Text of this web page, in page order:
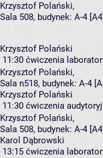
Krzysztof Polański,
Sala 508, budynek: A-4 [A4]
Krzysztof Polański
11:30 ćwiczenia
Krzysztof Polański,
Sala n518, budynek: A-4
Krzysztof Polański
11:30 ćwiczenia
Krzysztof Polański,
Sala 508, budynek: A-4 [A4]
Karol Dąbrowski
13:15 ćwiczenia